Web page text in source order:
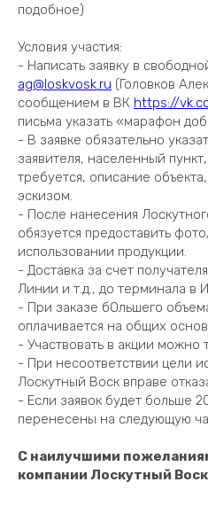
подобное)
Условия участия:
- Написать заявку в
ag@loskvosk.ru (Головков
сообщением в ВК https://
письма указать «марафон
- В заявке обязательно
заявителя, населенный
требуется, описание
эскизом.
- После нанесения
обязуется предоставить
использовании продукции.
- Доставка за счет
Линии и т.д., до терминала в
- При заказе бОльшего
оплачивается на общих
- Участвовать в акции можно
- При несоответствии цели
Лоскутный Воск вправе
- Если заявок будет больше
перенесены на следующую
С наилучшими
компании Лоскутный8 904
8 904 830-50-40
Отзывы
Новости
Награды
Про Лоскутный Воск
Контакты
Оптовым
Видео
Где
Доставка
Акции
Каталог